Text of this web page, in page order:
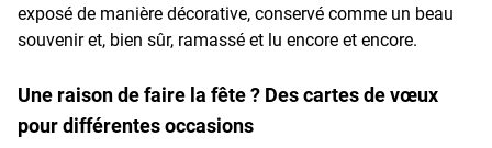
exposé de manière décorative, conservé comme un beau
souvenir et, bien sûr, ramassé et lu encore et encore.
Une raison de faire la fête ? Des cartes de vœux
pour différentes occasions